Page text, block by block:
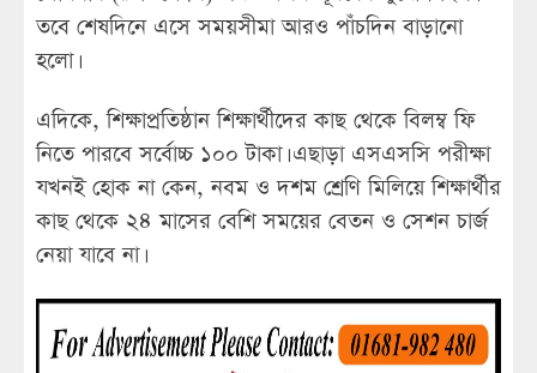
তবে শেষদিনে এসে সময়সীমা আরও পাঁচদিন বাড়ানো
হলো।
এদিকে, শিক্ষাপ্রতিষ্ঠান শিক্ষার্থীদের কাছ থেকে বিলম্ব ফি
নিতে পারবে সর্বোচ্চ ১০০ টাকা। এছাড়া এসএসসি পরীক্ষা
যখনই হোক না কেন, নবম ও দশম শ্রেণি মিলিয়ে শিক্ষার্থীর
কাছ থেকে ২৪ মাসের বেশি সময়ের বেতন ও সেশন চার্জ
নেয়া যাবে না।